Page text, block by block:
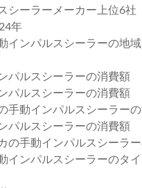
シーラーメーカー上位6社
年
インパルスシーラーの地
パルスシーラーの消費額
パルスシーラーの消費額
手動インパルスシーラー
パルスシーラーの消費額
の手動インパルスシーラ
インパルスシーラーのタ